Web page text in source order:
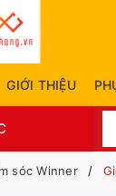
GIỚI THIỆU
sóc Winner